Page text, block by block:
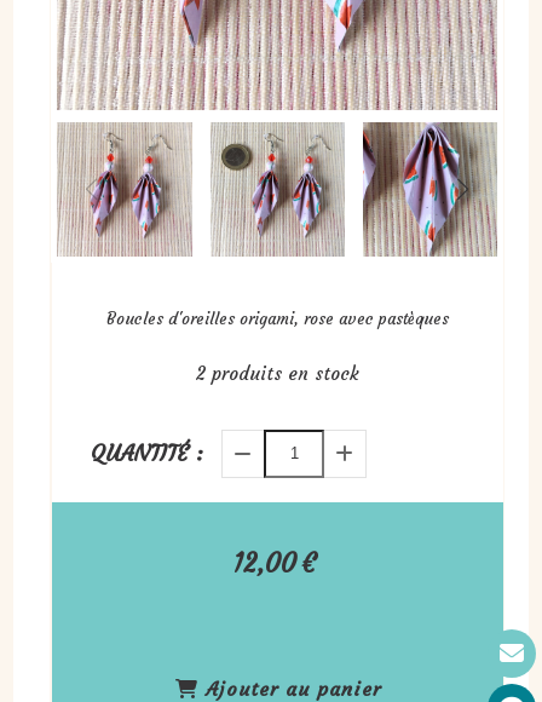
Boucles d'oreilles origami, rose avec pastèques
12,00€
2 produits en stock
QUANTITÉ :
Ajouter au panier